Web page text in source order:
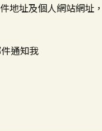
地址及個人網站網址
通知我